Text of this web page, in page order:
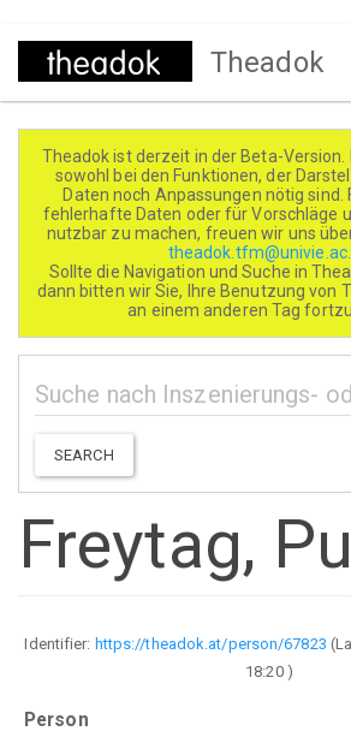
Direkt
Theadok
Theadok ist derzeit in der Beta-Version.
sowohl bei den Funktionen, der
Daten noch Anpassungen nötig sind.
fehlerhafte Daten oder für Vorschläge
nutzbar zu machen, freuen wir uns
Sollte die Navigation und Suche in
dann bitten wir Sie, Ihre Benutzung von
an einem anderen Tag
SEARCH
Freytag,
Identifier: https://theadok.at/person/67823
18:20)
Person